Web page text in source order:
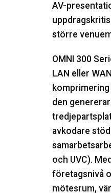
AV-
större
OMNI 300
LAN eller
den
avkodare
och UVC).
företagsnivå
mötesrum,